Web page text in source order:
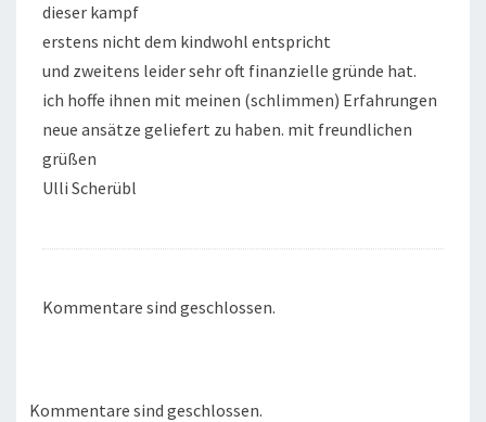
dieser kampf
erstens nicht dem kindwohl entspricht
und zweitens leider sehr oft finanzielle gründe hat.
ich hoffe ihnen mit meinen (schlimmen) Erfahrungen
neue ansätze geliefert zu haben. mit freundlichen
grüßen
Ulli Scherübl
Kommentare sind geschlossen.
Kommentare sind geschlossen.